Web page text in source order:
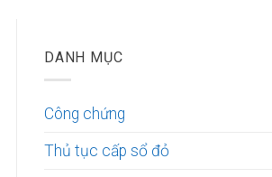
DANH MỤC
Công chứng
Thủ tục cấp sổ đỏ